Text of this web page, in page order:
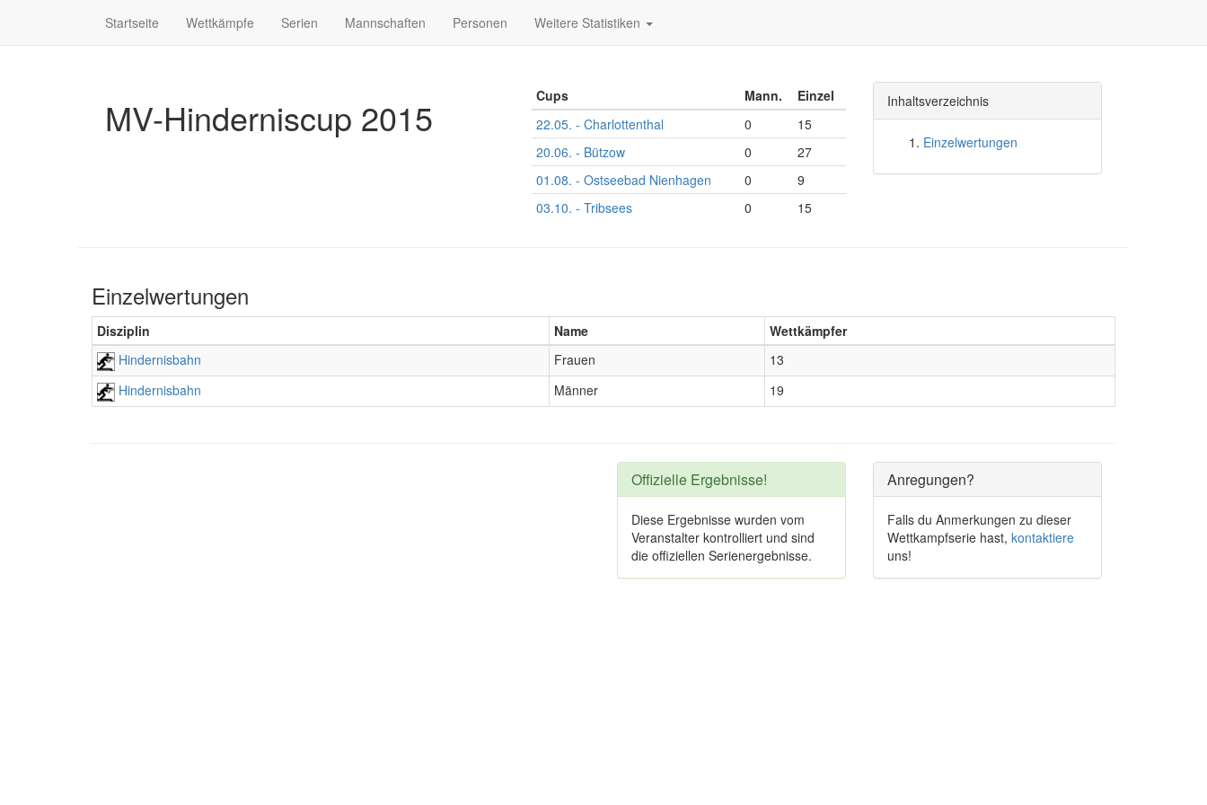
Startseite Wettkämpfe Serien Mannschaften Personen Weitere Statistiken
MV-Hinderniscup 2015 Cups Mann.
Einzel
22.05. - Charlottenthal
0
15
20.06. - Bützow
0
27
01.08. - Ostseebad Nienhagen
0
9
03.10. - Tribsees
0 15
Inhaltsverzeichnis
Einzelwertungen
Einzelwertungen
Disziplin Name
Wettkämpfer
Hindernisbahn
Frauen
13
Hindernisbahn
Männer 19
Anregungen?
Falls du Anmerkungen zu dieser
Wettkampfserie hast, kontaktiere
uns!
Offizielle Ergebnisse!
Diese Ergebnisse wurden vom
Veranstalter kontrolliert und sind
die offiziellen Serienergebnisse.